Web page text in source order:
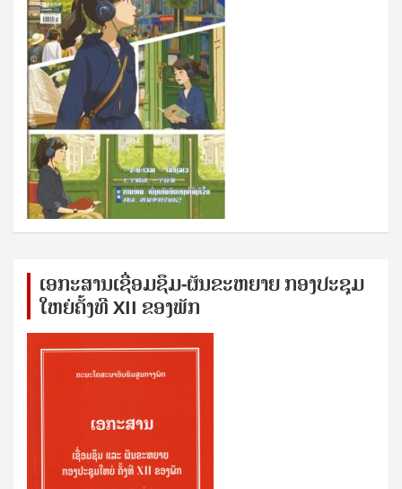
ເອກ​ະ​ສານ​ເຊ​ື່ອມ​ຊ​ຶມ-ຜັນ​ຂະ​ຫ​ຍາຍ ກອງ​ປະ​ຊຸມ​
ໃຫຍ່​ຄັ້ງ​ທີ XII ຂອງ​ພັກ